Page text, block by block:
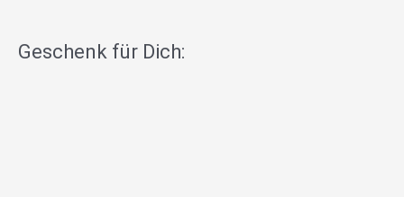
Geschenk für Dich: